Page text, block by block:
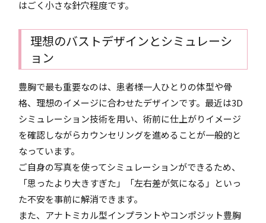
はごく小さな針穴程度です。
理想のバストデザインとシミュレーシ
ョン
豊胸で最も重要なのは、患者様一人ひとりの体型や骨
格、理想のイメージに合わせたデザインです。最近は3D
シミュレーション技術を用い、術前に仕上がりイメージ
を確認しながらカウンセリングを進めることが一般的と
なっています。
ご自身の写真を使ってシミュレーションができるため、
「思ったより大きすぎた」「左右差が気になる」といっ
た不安を事前に解消できます。
また、アナトミカル型インプラントやコンポジット豊胸